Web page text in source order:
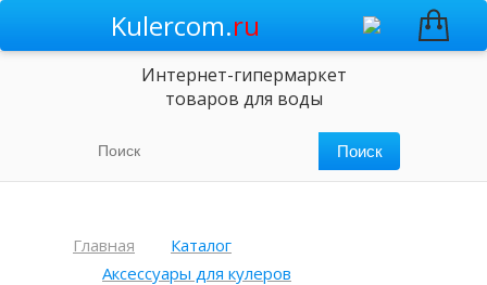
Kulercom.ru
Интернет-гипермаркет
товаров для воды
Главная
Каталог
Аксессуары для кулеров